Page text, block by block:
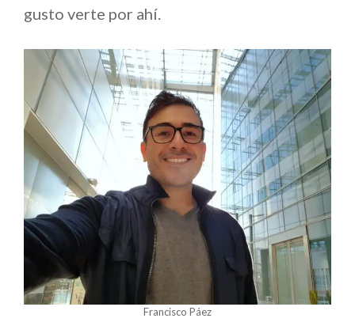
gusto verte por ahí.
Francisco Páez